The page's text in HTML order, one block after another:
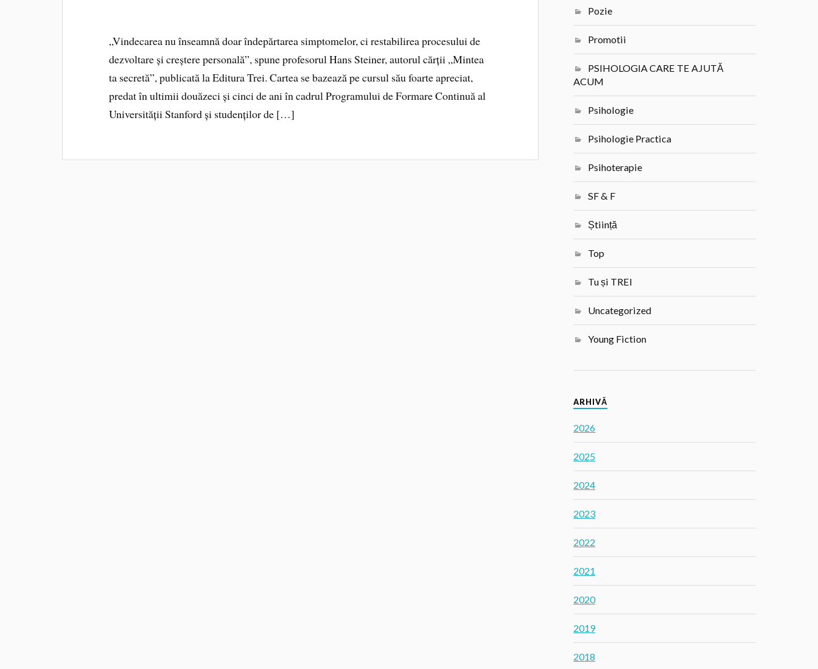
„Vindecarea nu înseamnă doar îndepărtarea simptomelor, ci restabilirea procesului de
dezvoltare și creștere personală”, spune profesorul Hans Steiner, autorul cărții „Mintea
ta secretă”, publicată la Editura Trei. Cartea se bazează pe cursul său foarte apreciat,
predat în ultimii douăzeci și cinci de ani în cadrul Programului de Formare Continuă al
Universității Stanford și studenților de […]
Pozie
Promotii
PSIHOLOGIA CARE TE AJUTĂ
ACUM
Psihologie
Psihologie Practica
Psihoterapie
SF & F
Știință
Top
Tu și TREI
Uncategorized
Young Fiction
ARHIVĂ
2026
2025
2024
2023
2022
2021
2020
2019
2018